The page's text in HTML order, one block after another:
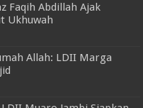
Faqih Abdillah Ajak
Ukhuwah
Allah: LDII Marga